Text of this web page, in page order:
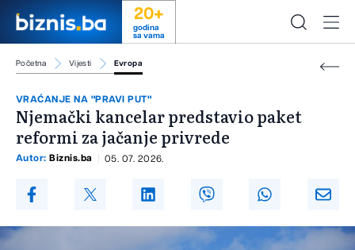
20+
godina
sa vama
Početna Vijesti Evropa
VRAĆANJE NA "PRAVI PUT"
Njemački kancelar predstavio paket
reformi za jačanje privrede
Autor: Biznis.ba 05. 07. 2026.